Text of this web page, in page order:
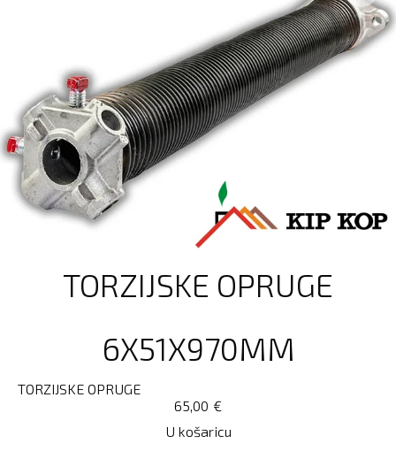
TORZIJSKE OPRUGE
6X51X970MM
TORZIJSKE OPRUGE
€
65,00
U košaricu